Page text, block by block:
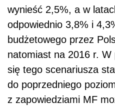
wynieść 2,5%, a w
odpowiednio 3,8% i
budżetowego przez
natomiast na 2016 r.
się tego scenariusza
do poprzedniego
z zapowiedziami MF